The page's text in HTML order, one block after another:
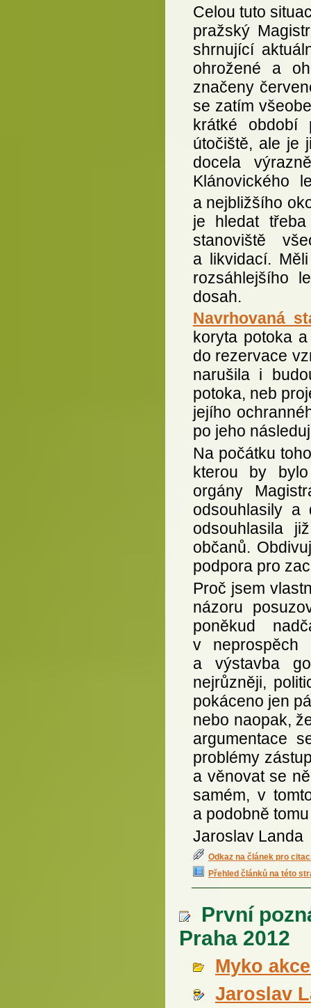
Celou tuto
pražský
shrnující
ohrožené a
značeny
se zatím
krátké období
útočiště, ale je
docela
Klánovického
a nejbližšího
je hledat
stanoviště
a likvidací.
rozsáhlejšího
dosah.
Navrhovaná
koryta potoka
do rezervace
narušila i
potoka, neb
jejího
po jeho
Na počátku
kterou by
orgány
odsouhlasily a
odsouhlasila
občanů.
podpora pro
Proč jsem
názoru
poněkud
v
a výstavba
nejrůzněji,
pokáceno jen
nebo naopak,
argumentace
problémy
a věnovat se
samém, v
a podobně
Jaroslav Landa
Odkaz na článek pro
Přehled článků na této
První
Praha 2012
Myko
Jaroslav